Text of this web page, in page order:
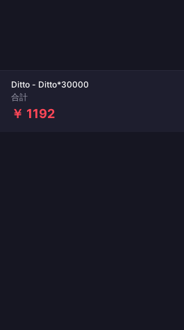
Ditto - Ditto*30000
合計
￥ 1192